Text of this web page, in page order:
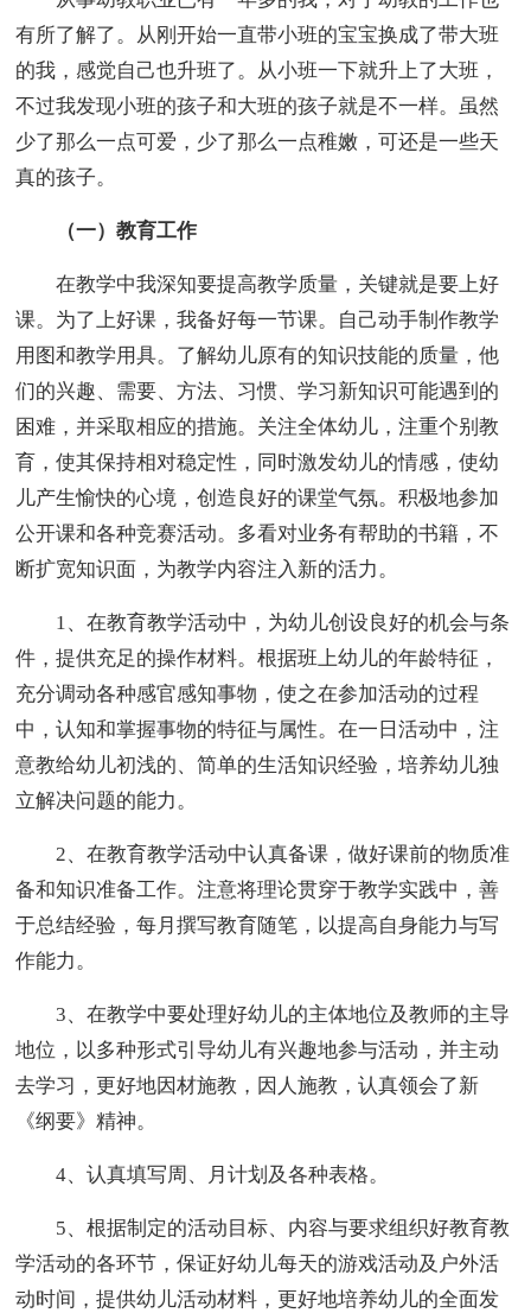
有所了解了。从刚开始一直带小班的宝宝换成了带大班
的我，感觉自己也升班了。从小班一下就升上了大班，
不过我发现小班的孩子和大班的孩子就是不一样。虽然
少了那么一点可爱，少了那么一点稚嫩，可还是一些天
真的孩子。
（一）教育工作
在教学中我深知要提高教学质量，关键就是要上好
课。为了上好课，我备好每一节课。自己动手制作教学
用图和教学用具。了解幼儿原有的知识技能的质量，他
们的兴趣、需要、方法、习惯、学习新知识可能遇到的
困难，并采取相应的措施。关注全体幼儿，注重个别教
育，使其保持相对稳定性，同时激发幼儿的情感，使幼
儿产生愉快的心境，创造良好的课堂气氛。积极地参加
公开课和各种竞赛活动。多看对业务有帮助的书籍，不
断扩宽知识面，为教学内容注入新的活力。
1、在教育教学活动中，为幼儿创设良好的机会与条
件，提供充足的操作材料。根据班上幼儿的年龄特征，
充分调动各种感官感知事物，使之在参加活动的过程
中，认知和掌握事物的特征与属性。在一日活动中，注
意教给幼儿初浅的、简单的生活知识经验，培养幼儿独
立解决问题的能力。
2、在教育教学活动中认真备课，做好课前的物质准
备和知识准备工作。注意将理论贯穿于教学实践中，善
于总结经验，每月撰写教育随笔，以提高自身能力与写
作能力。
3、在教学中要处理好幼儿的主体地位及教师的主导
地位，以多种形式引导幼儿有兴趣地参与活动，并主动
去学习，更好地因材施教，因人施教，认真领会了新
《纲要》精神。
4、认真填写周、月计划及各种表格。
5、根据制定的活动目标、内容与要求组织好教育教
学活动的各环节，保证好幼儿每天的游戏活动及户外活
动时间，提供幼儿活动材料，更好地培养幼儿的全面发